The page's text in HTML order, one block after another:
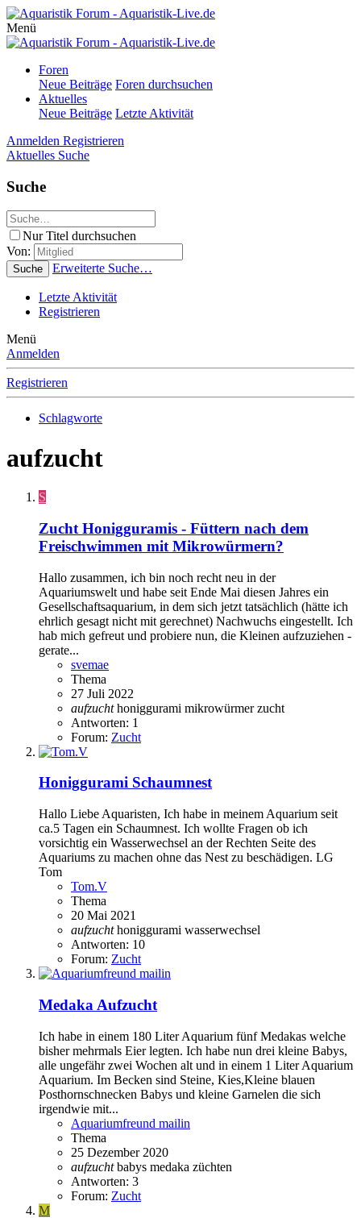
Menü
Foren
Neue Beiträge Foren durchsuchen
Aktuelles
Neue Beiträge Letzte Aktivität
Anmelden Registrieren
Aktuelles Suche
Suche
Nur Titel durchsuchen
Von:
Suche Erweiterte Suche…
Letzte Aktivität
Registrieren
Menü
Anmelden
Registrieren
Schlagworte
aufzucht
S
Zucht Honigguramis - Füttern nach dem
Freischwimmen mit Mikrowürmern?
Hallo zusammen, ich bin noch recht neu in der
Aquariumswelt und habe seit Ende Mai diesen Jahres ein
Gesellschaftsaquarium, in dem sich jetzt tatsächlich (hätte ich
ehrlich gesagt nicht mit gerechnet) Nachwuchs eingestellt. Ich
hab mich gefreut und probiere nun, die Kleinen aufzuziehen -
gerate...
svemae
Thema
27 Juli 2022
aufzucht honiggurami mikrowürmerzucht
Antworten: 1
Forum: Zucht
Honiggurami Schaumnest
Hallo Liebe Aquaristen, Ich habe in meinem Aquarium seit
ca.5 Tagen ein Schaumnest. Ich wollte Fragen ob ich
vorsichtig ein Wasserwechsel an der Rechten Seite des
Aquariums zu machen ohne das Nest zu beschädigen. LG
Tom
Tom.V
Thema
20 Mai 2021
aufzucht honiggurami wasserwechsel
Antworten: 10
Forum: Zucht
Medaka Aufzucht
Ich habe in einem 180 Liter Aquarium fünf Medakas welche
bisher mehrmals Eier legten. Ich habe nun drei kleine Babys,
alle ungefähr zwei Wochen alt und in einem 1 Liter Aquarium
Aquarium. Im Becken sind Steine, Kies,Kleine blauen
Posthornschnecken Babys und kleine Garnelen die sich
irgendwie mit...
Aquariumfreund mailin
Thema
25 Dezember 2020
aufzucht babys medaka züchten
Antworten: 3
Forum: Zucht
M